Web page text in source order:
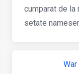
cumparat de la
setate